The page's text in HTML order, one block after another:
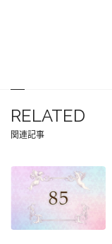
RELATED
関連記事